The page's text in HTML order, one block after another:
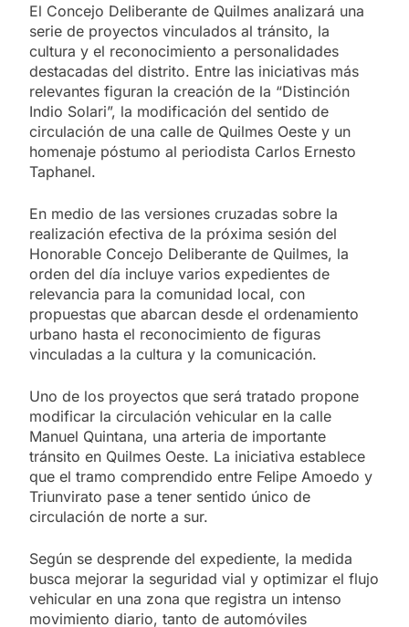
El Concejo Deliberante de Quilmes analizará una
serie de proyectos vinculados al tránsito, la
cultura y el reconocimiento a personalidades
destacadas del distrito. Entre las iniciativas más
relevantes figuran la creación de la “Distinción
Indio Solari”, la modificación del sentido de
circulación de una calle de Quilmes Oeste y un
homenaje póstumo al periodista Carlos Ernesto
Taphanel.
En medio de las versiones cruzadas sobre la
realización efectiva de la próxima sesión del
Honorable Concejo Deliberante de Quilmes, la
orden del día incluye varios expedientes de
relevancia para la comunidad local, con
propuestas que abarcan desde el ordenamiento
urbano hasta el reconocimiento de figuras
vinculadas a la cultura y la comunicación.
Uno de los proyectos que será tratado propone
modificar la circulación vehicular en la calle
Manuel Quintana, una arteria de importante
tránsito en Quilmes Oeste. La iniciativa establece
que el tramo comprendido entre Felipe Amoedo y
Triunvirato pase a tener sentido único de
circulación de norte a sur.
Según se desprende del expediente, la medida
busca mejorar la seguridad vial y optimizar el flujo
vehicular en una zona que registra un intenso
movimiento diario, tanto de automóviles